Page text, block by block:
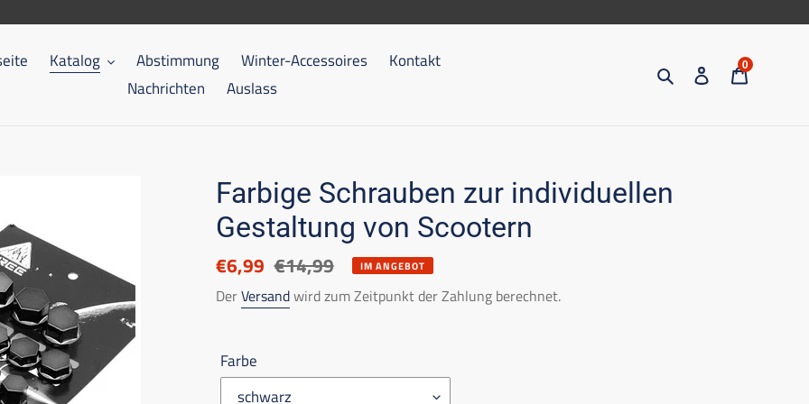
Katalog Abstimmung Winter-Accessoires
Kontakt
Nachrichten
Auslass
Suche EintragenTrolley
0
Farbige Schrauben zur individuellen
Gestaltung von Scootern
Ermäßigter
Preis
€6,99 Listenpreis
€14,99 IM ANGEBOT
DerVersandwird zum Zeitpunkt der Zahlung berechnet.
Farbe